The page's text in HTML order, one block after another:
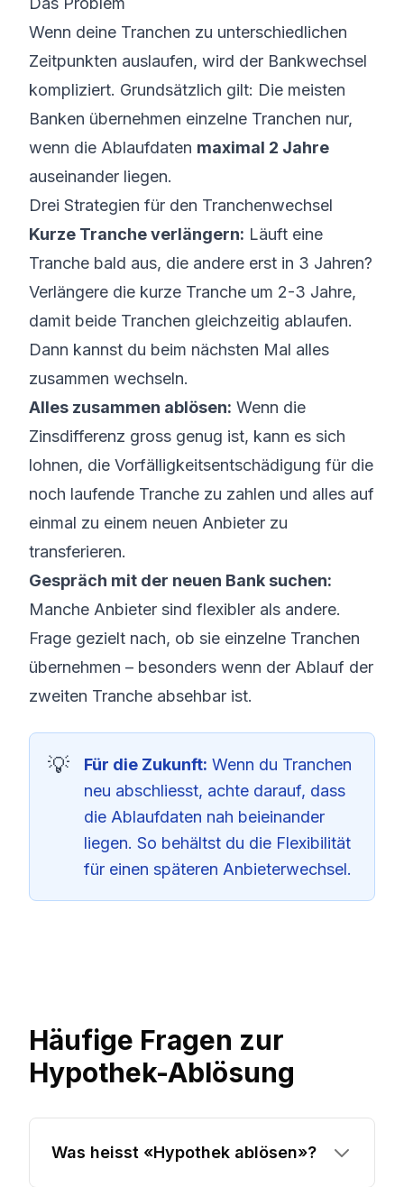
Wenn deine Tranchen zu unterschiedlichen
Zeitpunkten auslaufen, wird der Bankwechsel
kompliziert. Grundsätzlich gilt: Die meisten
Banken übernehmen einzelne Tranchen nur,
wenn die Ablaufdaten maximal 2 Jahre
auseinander liegen.
Drei Strategien für den Tranchenwechsel
Kurze Tranche verlängern: Läuft eine
Tranche bald aus, die andere erst in 3 Jahren?
Verlängere die kurze Tranche um 2-3 Jahre,
damit beide Tranchen gleichzeitig ablaufen.
Dann kannst du beim nächsten Mal alles
zusammen wechseln.
Alles zusammen ablösen: Wenn die
Zinsdifferenz gross genug ist, kann es sich
lohnen, die Vorfälligkeitsentschädigung für die
noch laufende Tranche zu zahlen und alles auf
einmal zu einem neuen Anbieter zu
transferieren.
Gespräch mit der neuen Bank suchen:
Manche Anbieter sind flexibler als andere.
Frage gezielt nach, ob sie einzelne Tranchen
übernehmen – besonders wenn der Ablauf der
zweiten Tranche absehbar ist.
Für die Zukunft: Wenn du Tranchen
neu abschliesst, achte darauf, dass
die Ablaufdaten nah beieinander
liegen. So behältst du die Flexibilität
für einen späteren Anbieterwechsel.
Häufige Fragen zur
Hypothek-Ablösung
Was heisst «Hypothek ablösen»?